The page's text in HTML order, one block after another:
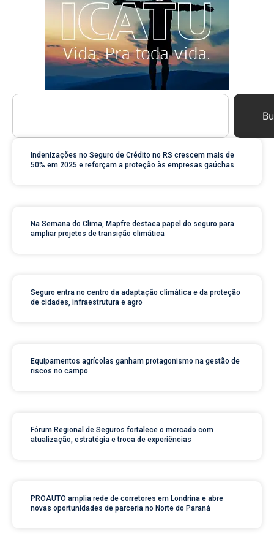
Indenizações no Seguro de Crédito no RS crescem mais de
50% em 2025 e reforçam a proteção às empresas gaúchas
Na Semana do Clima, Mapfre destaca papel do seguro para
ampliar projetos de transição climática
Seguro entra no centro da adaptação climática e da proteção
de cidades, infraestrutura e agro
Equipamentos agrícolas ganham protagonismo na gestão de
riscos no campo
Fórum Regional de Seguros fortalece o mercado com
atualização, estratégia e troca de experiências
PROAUTO amplia rede de corretores em Londrina e abre
novas oportunidades de parceria no Norte do Paraná